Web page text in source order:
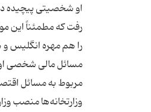
او شخصیتی پیچیده
رفت که مطمئناً این
را هم مهره انگلیس و
مسائل مالی شخصی
مربوط به مسائل
وزارتخانه‌ها منصب